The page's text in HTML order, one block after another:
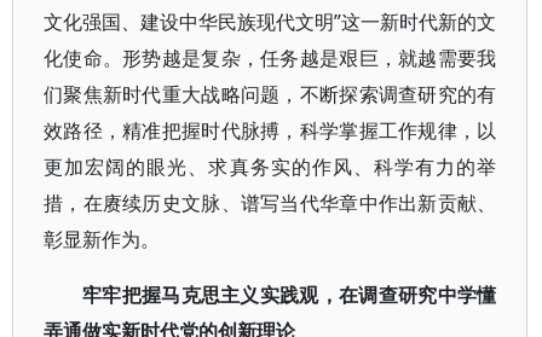
文化强国、建设中华民族现代文明”这一新时代新的文
化使命。形势越是复杂，任务越是艰巨，就越需要我
们聚焦新时代重大战略问题，不断探索调查研究的有
效路径，精准把握时代脉搏，科学掌握工作规律，以
更加宏阔的眼光、求真务实的作风、科学有力的举
措，在赓续历史文脉、谱写当代华章中作出新贡献、
彰显新作为。
牢牢把握马克思主义实践观，在调查研究中学懂
弄通做实新时代党的创新理论